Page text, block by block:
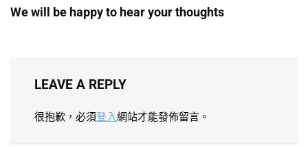
We will be happy to hear your thoughts
LEAVE A REPLY
很抱歉，必須登入網站才能發佈留言。